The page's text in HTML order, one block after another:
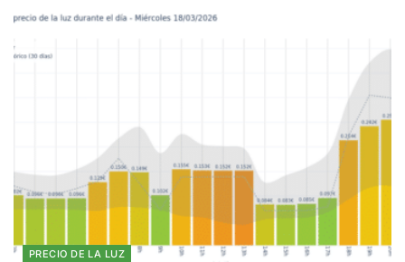
PRECIO DE LA LUZ